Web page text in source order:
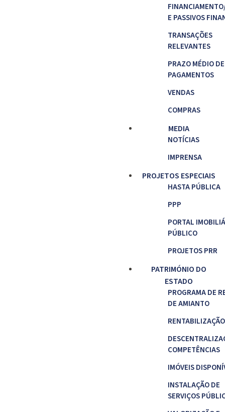
E PASSIVOS
TRANSAÇÕES
RELEVANTES
PRAZO MÉDIO DE
PAGAMENTOS
VENDAS
COMPRAS
MEDIA
NOTÍCIAS
IMPRENSA
PROJETOS ESPECIAIS
HASTA PÚBLICA
PPP
PORTAL
PÚBLICO
PROJETOS PRR
PATRIMÓNIO DO
ESTADO
PROGRAMA DE
DE AMIANTO
RENTABILIZAÇÃO
COMPETÊNCIAS
IMÓVEIS
INSTALAÇÃO DE
SERVIÇOS